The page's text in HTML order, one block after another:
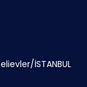
İSTANBUL